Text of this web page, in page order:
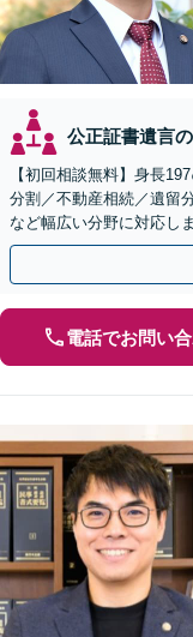
公正証書遺言
【初回相談無料】身長
分割／不動産相続／遺留
など幅広い分野に対応し
携【出張相談】【夜間・
電話でお問い